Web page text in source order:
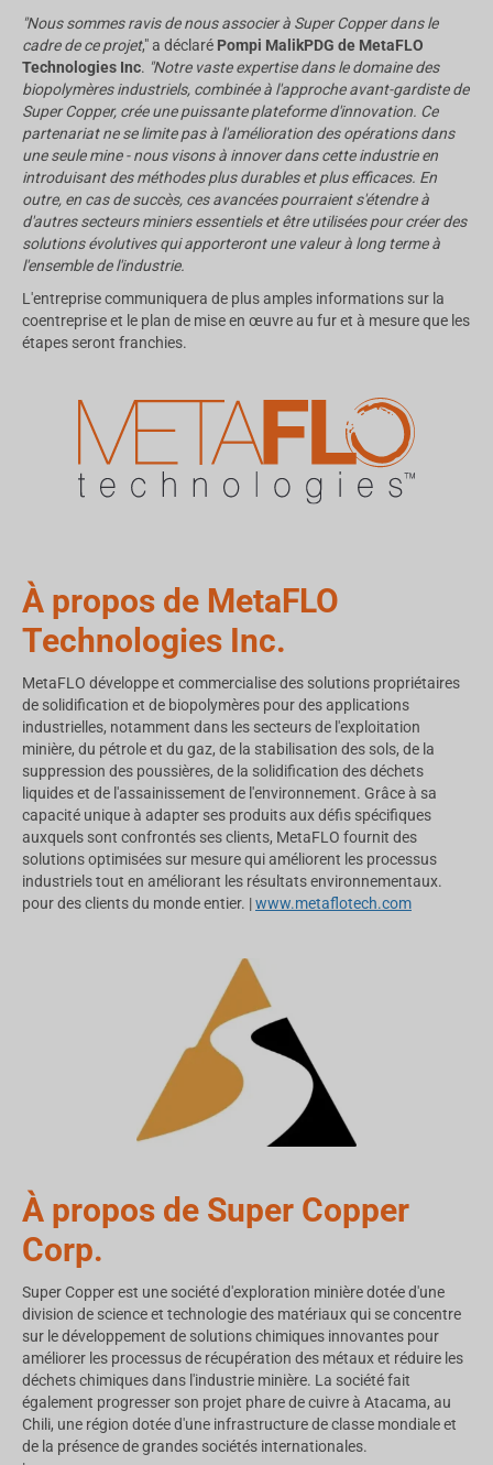
"Nous sommes ravis de nous associer à Super Copper dans le
cadre de ce projet," a déclaré Pompi MalikPDG de MetaFLO
Technologies Inc. "Notre vaste expertise dans le domaine des
biopolymères industriels, combinée à l'approche avant-gardiste de
Super Copper, crée une puissante plateforme d'innovation. Ce
partenariat ne se limite pas à l'amélioration des opérations dans
une seule mine - nous visons à innover dans cette industrie en
introduisant des méthodes plus durables et plus efficaces. En
outre, en cas de succès, ces avancées pourraient s'étendre à
d'autres secteurs miniers essentiels et être utilisées pour créer des
solutions évolutives qui apporteront une valeur à long terme à
l'ensemble de l'industrie.
L'entreprise communiquera de plus amples informations sur la
coentreprise et le plan de mise en œuvre au fur et à mesure que les
étapes seront franchies.
À propos de MetaFLO
Technologies Inc.
MetaFLO développe et commercialise des solutions propriétaires
de solidification et de biopolymères pour des applications
industrielles, notamment dans les secteurs de l'exploitation
minière, du pétrole et du gaz, de la stabilisation des sols, de la
suppression des poussières, de la solidification des déchets
liquides et de l'assainissement de l'environnement. Grâce à sa
capacité unique à adapter ses produits aux défis spécifiques
auxquels sont confrontés ses clients, MetaFLO fournit des
solutions optimisées sur mesure qui améliorent les processus
industriels tout en améliorant les résultats environnementaux.
pour des clients du monde entier. |www.metaflotech.com
À propos de Super Copper
Corp.
Super Copper est une société d'exploration minière dotée d'une
division de science et technologie des matériaux qui se concentre
sur le développement de solutions chimiques innovantes pour
améliorer les processus de récupération des métaux et réduire les
déchets chimiques dans l'industrie minière. La société fait
également progresser son projet phare de cuivre à Atacama, au
Chili, une région dotée d'une infrastructure de classe mondiale et
de la présence de grandes sociétés internationales.